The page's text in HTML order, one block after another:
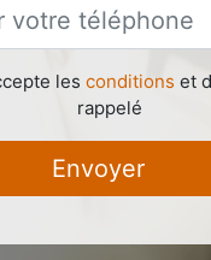
les conditions et
rappelé
Envoyer